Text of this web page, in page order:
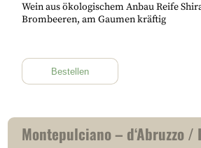
Wein aus ökologischem Anbau Reife
Brombeeren, am Gaumen kräftig
Bestellen
Montepulciano – d‘Abruzzo /